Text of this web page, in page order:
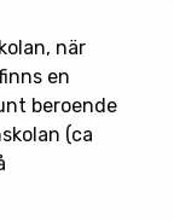
när
en
beroende
(ca